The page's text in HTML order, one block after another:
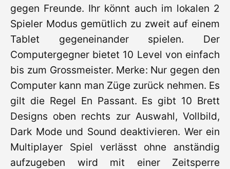
gegen Freunde. Ihr könnt auch im lokalen 2
Spieler Modus gemütlich zu zweit auf einem
Tablet gegeneinander spielen. Der
Computergegner bietet 10 Level von einfach
bis zum Grossmeister. Merke: Nur gegen den
Computer kann man Züge zurück nehmen. Es
gilt die Regel En Passant. Es gibt 10 Brett
Designs oben rechts zur Auswahl, Vollbild,
Dark Mode und Sound deaktivieren. Wer ein
Multiplayer Spiel verlässt ohne anständig
aufzugeben wird mit einer Zeitsperre